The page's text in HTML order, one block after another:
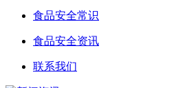
食品安全常识
食品安全资讯
联系我们